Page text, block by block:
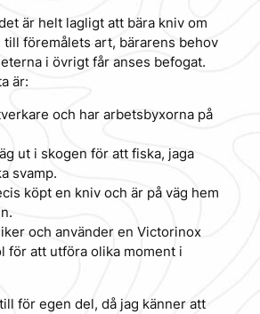
är helt lagligt att bära kniv om
till föremålets art, bärarens behov
i övrigt får anses befogat.
är:
och har arbetsbyxorna på
ut i skogen för att fiska, jaga
svamp.
köpt en kniv och är på väg hem
och använder en Victorinox
för att utföra olika moment i
för egen del, då jag känner att